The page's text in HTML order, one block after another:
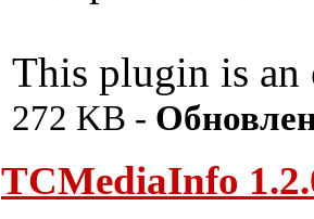
This plugin is an
272 KB -
TCMediaInfo